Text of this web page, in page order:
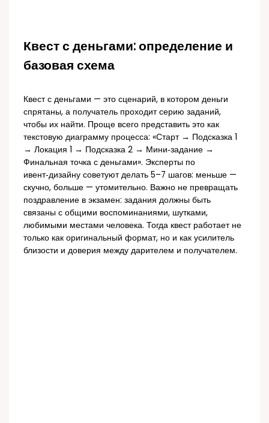
Квест с деньгами: определение и
базовая схема
Квест с деньгами — это сценарий, в котором деньги
спрятаны, а получатель проходит серию заданий,
чтобы их найти. Проще всего представить это как
текстовую диаграмму процесса: «Старт → Подсказка 1
→ Локация 1 → Подсказка 2 → Мини‑задание →
Финальная точка с деньгами». Эксперты по
ивент‑дизайну советуют делать 5–7 шагов: меньше —
скучно, больше — утомительно. Важно не превращать
поздравление в экзамен: задания должны быть
связаны с общими воспоминаниями, шутками,
любимыми местами человека. Тогда квест работает не
только как оригинальный формат, но и как усилитель
близости и доверия между дарителем и получателем.